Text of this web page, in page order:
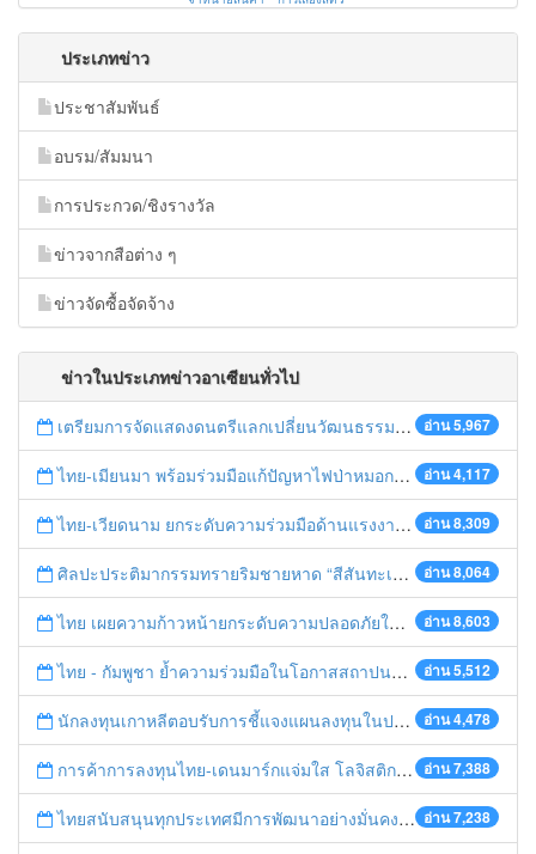
ประเภทข่าว
ประชาสัมพันธ์
อบรม/สัมมนา
การประกวด/ชิงรางวัล
ข่าวจากสือต่าง ๆ
ข่าวจัดซื้อจัดจ้าง
ข่าวในประเภทข่าวอาเซียนทั่วไป
อ่าน 5,967
เตรียมการจัดแสดงดนตรีแลกเปลี่ยนวัฒนธรรมไทย-บรูไนฯ "อาไล พาเพลิน”
อ่าน 4,117
ไทย-เมียนมา พร้อมร่วมมือแก้ปัญหาไฟป่าหมอกควัน เตรียมพร้อมเปิดช่องทางห้วยต้นนุ่นเป็นด่านถาวร
อ่าน 8,309
ไทย-เวียดนาม ยกระดับความร่วมมือด้านแรงงานระหว่างประเทศสู่การพัฒนาที่ยั่งยืน
อ่าน 8,064
ศิลปะประติมากรรมทรายริมชายหาด “สีสันทะเลชุมพร สู่อาเซียน”
อ่าน 8,603
ไทย เผยความก้าวหน้ายกระดับความปลอดภัยในการทำงานสู่มาตรฐานสากล
อ่าน 5,512
ไทย - กัมพูชา ย้ำความร่วมมือในโอกาสสถาปนาความสัมพันธ์ทางการทูตครบรอบ 65 ปี
อ่าน 4,478
นักลงทุนเกาหลีตอบรับการชี้แจงแผนลงทุนในประเทศไทย
อ่าน 7,388
การค้าการลงทุนไทย-เดนมาร์กแจ่มใส โลจิสติกส์ไทยโดดเด่นในภูมิภาค
อ่าน 7,238
ไทยสนับสนุนทุกประเทศมีการพัฒนาอย่างมั่นคง มั่งคั่ง ยั่งยืน ในการประชุม Boao Forum for Asia